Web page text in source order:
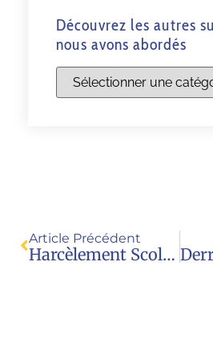
Découvrez les autres
nous avons abordés
Article Précédent
Harcèlement Scolaire : Pistes D’action Et De Discernement